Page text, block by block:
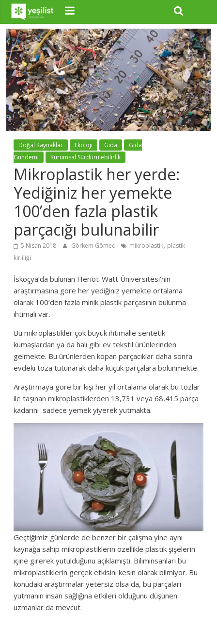
Doğal Kaynaklar Ekoloji Gıda
Gıda
Gündemi
Kurumsal Sürdürülebilirlik
Mikroplastik her yerde:
Yediğiniz her yemekte
100’den fazla plastik
parçacığı bulunabilir
5 Nisan 2018 Görkem Gömeç mikroplastik, plastik
kirliliği
İskoçya’da bulunan Heriot-Watt Üniversitesi’nin
araştırmasına göre her yediğiniz yemekte ortalama
olarak 100’den fazla minik plastik parçasının bulunma
ihtimali var.
Bu mikroplastikler çok büyük ihtimalle sentetik
kumaşlardan ya da halı gibi ev tekstil ürünlerinden
gelmekte. Bu ürünlerden kopan parçacıklar daha sonra
evdeki toza tutunarak daha küçük parçalara bölünmekte.
Araştırmaya göre bir kişi her yıl ortalama olarak bu tozlar
ile taşınan mikroplastiklerden 13,731 veya 68,415 parça
kadarını sadece yemek yiyerek yutmakta.
Geçtiğimiz günlerde de benzer bir çalışma yine aynı
kaynağa sahip mikroplastiklerin özellikle plastik şişelerin
içine girerek yutulduğunu açıklamıştı. Biliminsanları bu
mikroplastiklerin gerçek etkisini kesin olarak bilmiyor. Bu
konudaki araştırmalar yetersiz olsa da, bu parçaları
yutmanın insan sağlığına etkileri olduğunu düşünen
uzmanlar da mevcut.